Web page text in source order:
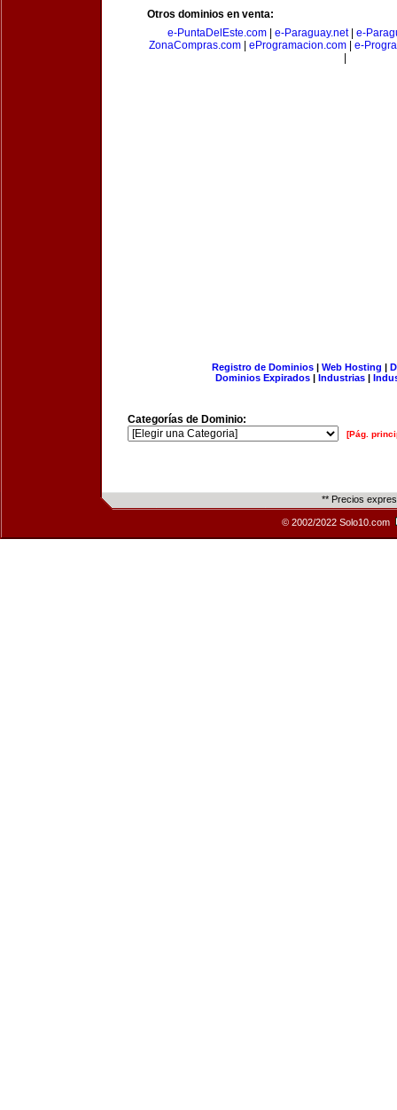
Otros dominios en venta:
e-PuntaDelEste.com
e-Paraguay.net| e-
ZonaCompras.com
eProgramacion.com
e-
Registro de Dominios| Web Hosting |
Dominios Expirados | Industrias |
Categorías de Dominio:
[Pág.
** Precios
© 2002/2022 Solo10.com